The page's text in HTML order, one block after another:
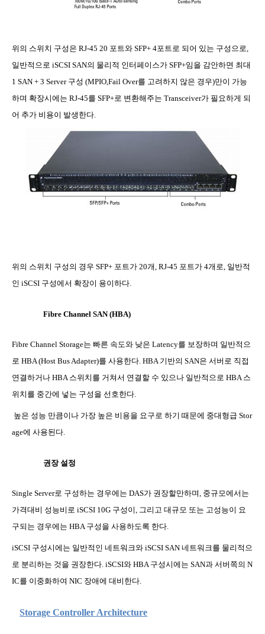
위의 스위치 구성은 RJ-45 20 포트와 SFP+ 4포트로 되어 있는 구성으로
일반적으로 iSCSI SAN의 물리적 인터페이스가 SFP+임을 감안하면 최대
1 SAN + 3 Server 구성 (MPIO,Fail Over를 고려하지 않은 경우)만이 가능
하며 확장시에는 RJ-45를 SFP+로 변환해주는 Transceiver가 필요하게 되
어 추가 비용이 발생한다
위의 스위치 구성의 경우 SFP+ 포트가 20개 , RJ-45 포트가 4개로 일반적
인 iSCSI 구성에서 확장이 용이하다
Fibre Channel SAN (HBA)
Fibre Channel Storage는 빠른 속도와 낮은 Latency를 보장하며 일반적으
로 HBA (Host Bus Adapter)를 사용한다 . HBA 기반의 SAN은 서버로 직접
연결하거나 HBA 스위치를 거쳐서 연결할 수 있으나 일반적으로 HBA 스
위치를 중간에 넣는 구성을 선호한다
높은 성능 만큼이나 가장 높은 비용을 요구로 하기 때문에 중대형급 Stor
age에 사용된다
권장 설정
Single Server로 구성하는 경우에는 DAS가 권장할만하며 중규모에서는
가격대비 성능비로 iSCSI 10G 구성이
그리고 대규모 또는 고성능이 요
구되는 경우에는 HBA 구성을 사용하도록 한다
iSCSI 구성시에는 일반적인 네트워크와 iSCSI SAN 네트워크를 물리적으
로 분리하는 것을 권장한다 . iSCSI와 HBA 구성시에는 SAN과 서버쪽의 N
IC를 이중화하여 NIC 장애에 대비한다
Storage Controller Architecture